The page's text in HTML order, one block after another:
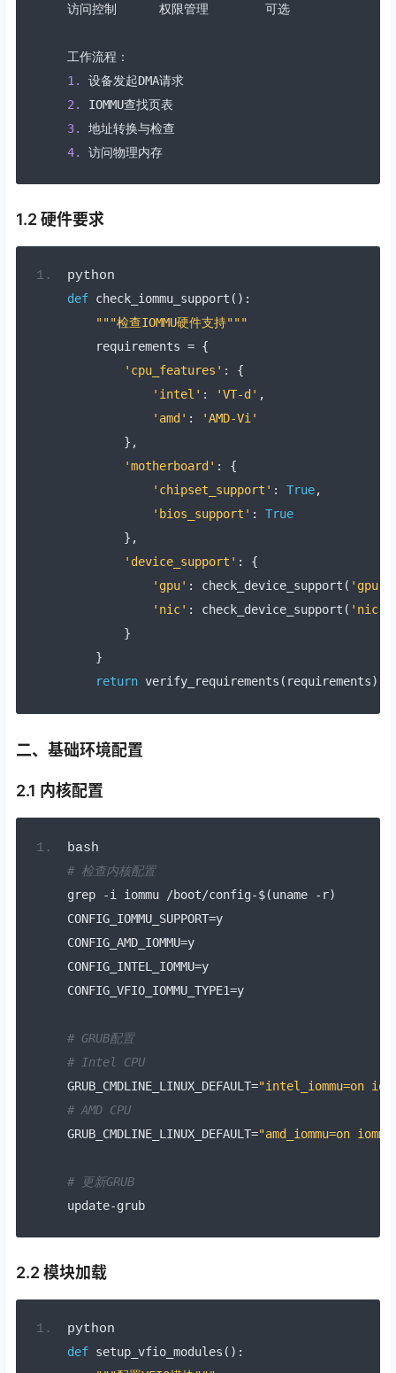
访问控制
权限管理 可选
工作流程：
1.
设备发起DMA请求
2.
IOMMU查找页表
3.
地址转换与检查
4.
访问物理内存
1.2 硬件要求
python
def check_iommu_support ():
"""检查IOMMU硬件支持"""
    requirements
= {
'cpu_features' :
{
'intel' : 'VT-d' ,
'amd' :
'AMD-Vi'
},
'motherboard' :
{
'chipset_support' : True,
'bios_support' :
True
},
'device_support' :
{
'gpu' : check_device_support ( 'gpu'
'nic' : check_device_support ( 'nic'
}
}
return verify_requirements ( requirements)
二、基础环境配置
2.1 内核配置
bash
# 检查内核配置
grep
-i iommu /boot/config-$(uname - r)
CONFIG_IOMMU_SUPPORT=y
CONFIG_AMD_IOMMU=y
CONFIG_INTEL_IOMMU=y
CONFIG_VFIO_IOMMU_TYPE1=y
# GRUB配置
# Intel CPU
GRUB_CMDLINE_LINUX_DEFAULT="intel_iommu=on
# AMD CPU
GRUB_CMDLINE_LINUX_DEFAULT="amd_iommu=on
# 更新GRUB
update-grub
2.2 模块加载
python
def setup_vfio_modules ():